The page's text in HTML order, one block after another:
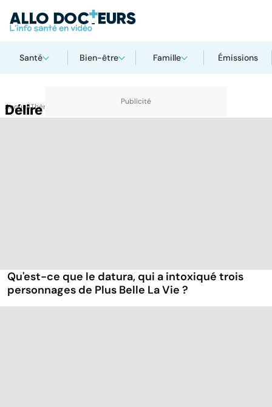
Santé Bien-être Famille Émissions
AccueilThématiques
Délire
Qu'est-ce que le datura, qui a intoxiqué trois
personnages de Plus Belle La Vie ?